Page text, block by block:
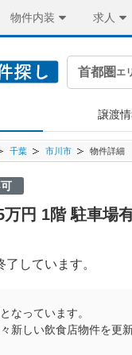
物件内装 求人
首都圏 エ
譲渡
千葉 市川市 物件詳細
円 1階 駐車場
しています。
なっています。
新しい飲食店物件を更